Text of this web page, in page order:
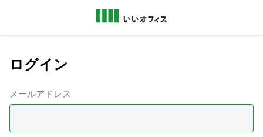
ログイン
メールアドレス